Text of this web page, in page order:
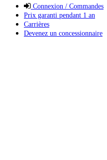
Connexion / Commandes
Prix garanti pendant 1 an
Carrières
Devenez un concessionnaire